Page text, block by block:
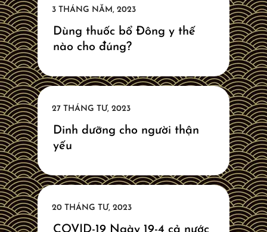
Dùng thuốc bổ Đông y thế
nào cho đúng?
Dinh dưỡng cho người thận
yếu
COVID-19 Ngày 19-4 cả nước